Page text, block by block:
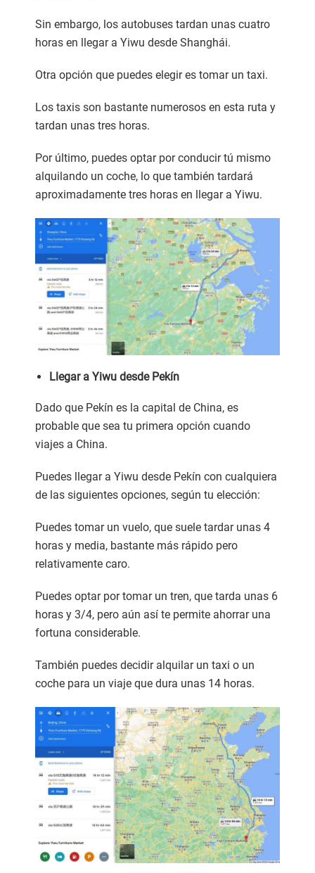
Sin embargo, los autobuses tardan unas cuatro
horas en llegar a Yiwu desde Shanghái.
Otra opción que puedes elegir es tomar un taxi.
Los taxis son bastante numerosos en esta ruta y
tardan unas tres horas.
Por último, puedes optar por conducir tú mismo
alquilando un coche, lo que también tardará
aproximadamente tres horas en llegar a Yiwu.
Llegar a Yiwu desde Pekín
Dado que Pekín es la capital de China, es
probable que sea tu primera opción cuando
viajes a China.
Puedes llegar a Yiwu desde Pekín con cualquiera
de las siguientes opciones, según tu elección:
Puedes tomar un vuelo, que suele tardar unas 4
horas y media, bastante más rápido pero
relativamente caro.
Puedes optar por tomar un tren, que tarda unas 6
horas y 3/4, pero aún así te permite ahorrar una
fortuna considerable.
También puedes decidir alquilar un taxi o un
coche para un viaje que dura unas 14 horas.